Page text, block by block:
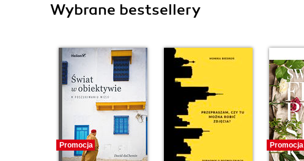
Wybrane bestsellery
Promocja Promocja